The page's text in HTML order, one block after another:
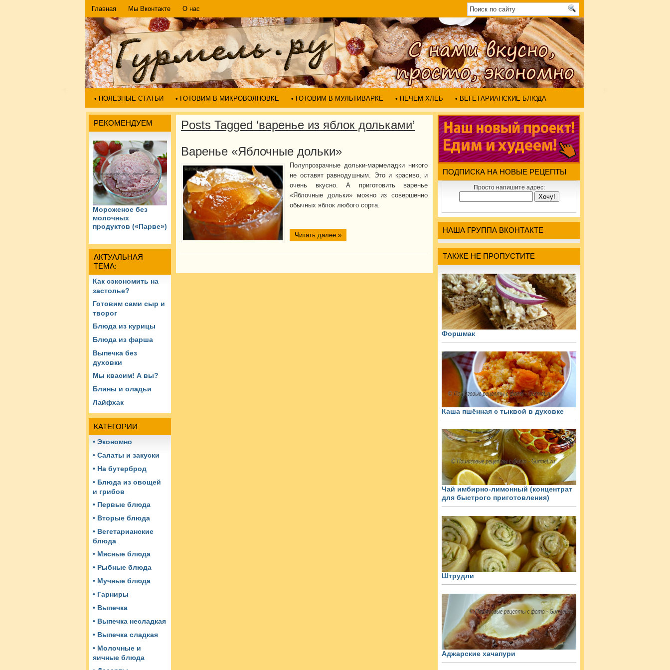
Главная Мы Вконтакте О нас
• ПОЛЕЗНЫЕ СТАТЬИ • ГОТОВИМ В МИКРОВОЛНОВКЕ • ГОТОВИМ В МУЛЬТИВАРКЕ • ПЕЧЕМ ХЛЕБ • ВЕГЕТАРИАНСКИЕ БЛЮДА
РЕКОМЕНДУЕМ
Мороженое без
молочных
продуктов («Парве»)
АКТУАЛЬНАЯ
ТЕМА:
Как сэкономить на
застолье?
Готовим сами сыр и
творог
Блюда из курицы
Блюда из фарша
Выпечка без
духовки
Мы квасим! А вы?
Блины и оладьи
Лайфхак
КАТЕГОРИИ
• Экономно
• Салаты и закуски
• На бутерброд
• Блюда из овощей
и грибов
• Первые блюда
• Вторые блюда
• Вегетарианские
блюда
• Мясные блюда
• Рыбные блюда
• Мучные блюда
• Гарниры
• Выпечка
• Выпечка несладкая
• Выпечка сладкая
• Молочные и
яичные блюда
Posts Tagged ‘варенье из яблок дольками’
Варенье «Яблочные дольки»
Полупрозрачные дольки-мармеладки никого
не оставят равнодушным. Это и красиво, и
очень вкусно. А приготовить варенье
«Яблочные дольки» можно из совершенно
обычных яблок любого сорта.
Читать далее »
ПОДПИСКА НА НОВЫЕ РЕЦЕПТЫ
Просто напишите адрес:
НАША ГРУППА ВКОНТАКТЕ
ТАКЖЕ НЕ ПРОПУСТИТЕ
Форшмак
Каша пшённая с тыквой в духовке
Чай имбирно-лимонный (концентрат
для быстрого приготовления)
Штрудли
Аджарские хачапури